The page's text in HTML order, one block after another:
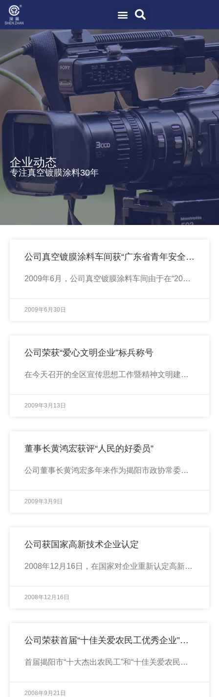
企业动态
专注真空镀膜涂料30年
公司真空镀膜涂料车间获“广东省青年安全生产示范岗”荣誉称号
2009年6月，公司真空镀膜涂料车间由于在“2008年度广东省青年安全生产示范岗创建活动”中表现突出，被共青团广东省委员会、广东省安全生产监督管理局授予“广东省青年安全生产示范岗”荣誉称号。
2009年6月30日
公司荣获“爱心文明企业”标兵称号
在今天召开的全区宣传思想工作暨精神文明建设总结表彰大会上，鉴于我公司在2007-2008年度精神文明建设及2008年度培育新市民教育活动中成绩突出，被揭阳市榕城区委、区政府授予“爱心文明企业”标兵荣誉称号。
2009年3月13日
董事长黄鸿宏获评“人民的好委员”
公司董事长黄鸿宏多年来作为揭阳市政协常委，积极地履行职责，为经济社会发展建言献策，表现突出，于2008年12月被省政协授予“人民的好委员”荣誉称号。
2009年3月9日
公司获国家高新技术企业认定
2008年12月16日，在国家对企业重新认定高新技术企业资质的工作中，广东深展实业有限公司在广东省首批获得认定，获广东省科学技术厅、广东省财政厅、广东省国家税务局、广东省地方税务局联合颁发的“高新技术企业证书”。
2008年12月16日
公司荣获首届“十佳关爱农民工优秀企业”荣誉称号
首届揭阳市“十大杰出农民工”和“十佳关爱农民工优秀企业”19日上午评选出炉。公司与揭阳中诚集团有限公司、惠来县华中燃料有限公司、广东荣华企业集团有限公司、广东星鹏实业有限公司、广东康美药业股份有限公司、广东福尔莱纺织制衣有限公司、广东雷伊（集团）股份有限公司、广东鹏运实业有限公司、广东榕泰实业股份有限公司等企业一起被评为“十佳关爱农民工优秀企业”。
2008年9月21日